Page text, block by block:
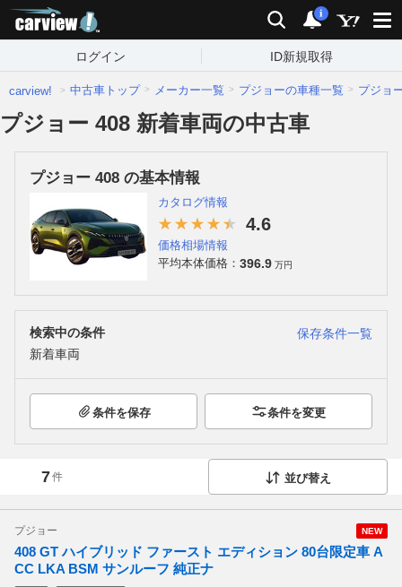
検索 通知
i
ログイン ID新規取得
carview! 中古車トップ メーカー一覧 プジョーの車種一覧 プジョ
プジョー 408 新着車両の中古車
プジョー 408 の基本情報
カタログ情報
4.6
価格相場情報
平均本体価格： 396.9 万円
検索中の条件
保存条件一覧
新着車両
条件を保存 条件を変更
7件 並び替え
NEW
プジョー
408 GT ハイブリッド ファースト エディション 80台限定車 A
CC LKA BSM サンルーフ 純正ナ